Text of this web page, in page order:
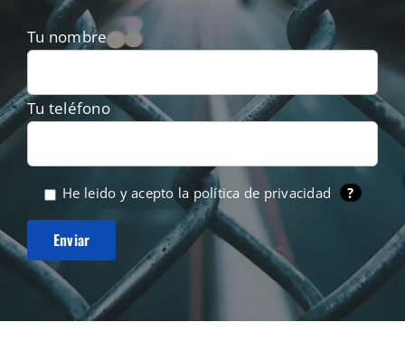
Tu nombre
Tu teléfono
He leido y acepto la política de privacidad ?